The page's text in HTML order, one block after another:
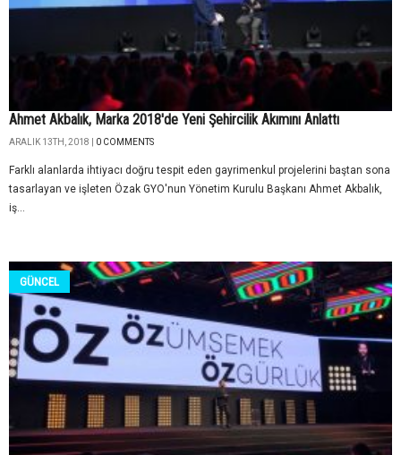
Ahmet Akbalık, Marka 2018'de Yeni Şehircilik Akımını Anlattı
ARALIK 13TH, 2018 | 0 COMMENTS
Farklı alanlarda ihtiyacı doğru tespit eden gayrimenkul projelerini baştan sona
tasarlayan ve işleten Özak GYO'nun Yönetim Kurulu Başkanı Ahmet Akbalık,
iş...
GÜNCEL